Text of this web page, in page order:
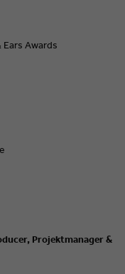
Awards
Projektmanager &